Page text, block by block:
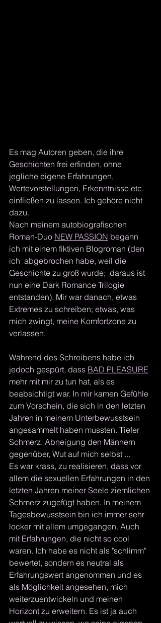
Es mag Autoren geben, die ihre
Geschichten frei erfinden, ohne
jegliche eigene Erfahrungen,
Wertevorstellungen, Erkenntnisse etc.
einfließen zu lassen. Ich gehöre nicht
dazu.
Nach meinem autobiografischen
Roman-Duo NEW PASSION begann
ich mit einem fiktiven Blogroman (den
ich  abgebrochen habe, weil die
Geschichte zu groß wurde;  daraus ist
nun eine Dark Romance Trilogie
entstanden). Mir war danach, etwas
Extremes zu schreiben; etwas, was
mich zwingt, meine Komfortzone zu
verlassen.
Während des Schreibens habe ich
jedoch gespürt, dass BAD PLEASURE
mehr mit mir zu tun hat, als es
beabsichtigt war. In mir kamen Gefühle
zum Vorschein, die sich in den letzten
Jahren in meinem Unterbewusstsein
angesammelt haben mussten. Tiefer
Schmerz. Abneigung den Männern
gegenüber, Wut auf mich selbst ...
Es war krass, zu realisieren, dass vor
allem die sexuellen Erfahrungen in den
letzten Jahren meiner Seele ziemlichen
Schmerz zugefügt haben. In meinem
Tagesbewusstsein bin ich immer sehr
locker mit allem umgegangen. Auch
mit Erfahrungen, die nicht so cool
waren. Ich habe es nicht als "schlimm"
bewertet, sondern es neutral als
Erfahrungswert angenommen und es
als Möglichkeit angesehen, mich
weiterzuentwickeln und meinen
Horizont zu erweitern. Es ist ja auch